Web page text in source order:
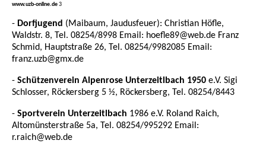
www.uzb-online.de3
- Dorfjugend (Maibaum, Jaudusfeuer): Christian Höfle,
Waldstr. 8, Tel. 08254/8998 Email: hoefle89@web.de Franz
Schmid, Hauptstraße 26, Tel. 08254/9982085 Email:
franz.uzb@gmx.de
- Schützenverein Alpenrose Unterzeitlbach 1950 e.V. Sigi
Schlosser, Röckersberg 5 ½, Röckersberg, Tel. 08254/8443
- Sportverein Unterzeitlbach 1986 e.V. Roland Raich,
Altomünsterstraße 5a, Tel. 08254/995292 Email:
r.raich@web.de